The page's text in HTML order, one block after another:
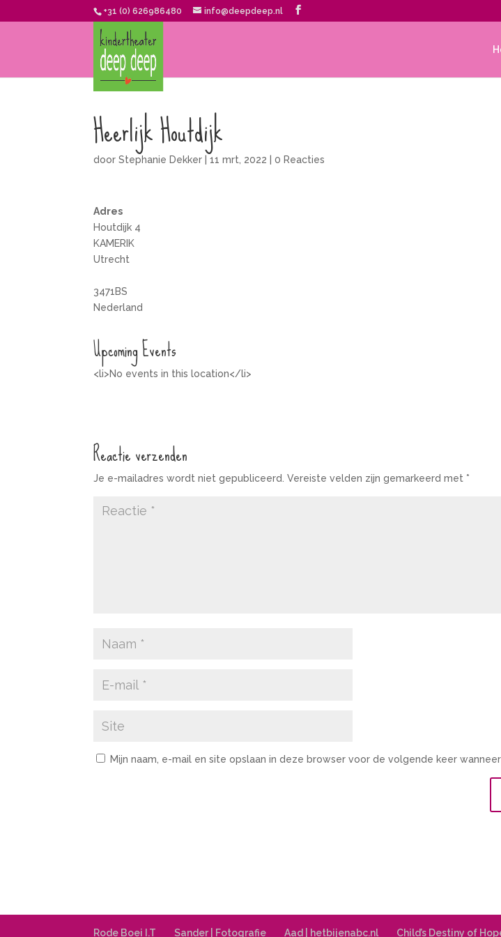
+31 (0) 626986480 info@deepdeep.nl
Heerlijk Houtdijk
doorStephanie Dekker |11 mrt, 2022 |0 Reacties
Adres
Houtdijk 4
KAMERIK
Utrecht
3471BS
Nederland
Upcoming Events
<li>No events in this location</li>
Reactie verzenden
Je e-mailadres wordt niet gepubliceerd. Vereiste velden zijn gemarkeerd met *
Mijn naam, e-mail en site opslaan in deze browser voor de volgende keer
Rode Boei I.T Sander | Fotografie Aad | hetbijenabc.nl Child’s Destiny of